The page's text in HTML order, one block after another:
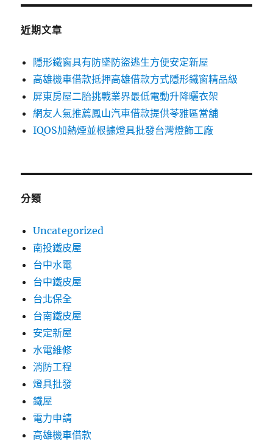
近期文章
隱形鐵窗具有防墜防盜逃生方便安定新屋
高雄機車借款抵押高雄借款方式隱形鐵窗精品級
屏東房屋二胎挑戰業界最低電動升降曬衣架
網友人氣推薦鳳山汽車借款提供苓雅區當舖
IQOS加熱煙並根據燈具批發台灣燈飾工廠
分類
Uncategorized
南投鐵皮屋
台中水電
台中鐵皮屋
台北保全
台南鐵皮屋
安定新屋
水電維修
消防工程
燈具批發
鐵屋
電力申請
高雄機車借款